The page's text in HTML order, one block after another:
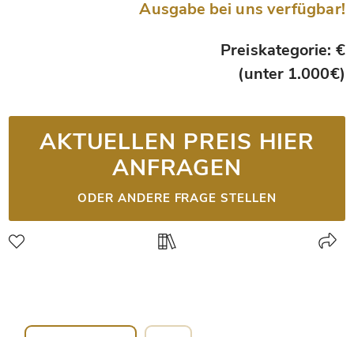
Ausgabe bei uns verfügbar!
Preiskategorie: €
(unter 1.000€)
AKTUELLEN PREIS HIER
ANFRAGEN
ODER ANDERE FRAGE STELLEN